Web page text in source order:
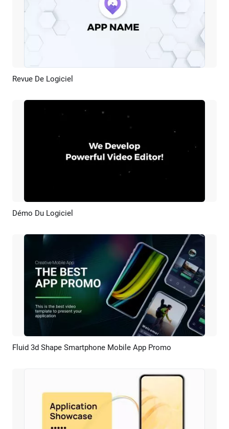
Revue De Logiciel
Démo Du Logiciel
Aperçu Créer IA
Fluid 3d Shape Smartphone Mobile App Promo